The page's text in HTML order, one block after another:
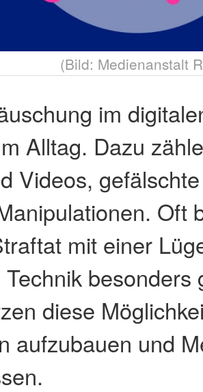
(Bild: Medienanstalt
im
Alltag. Dazu
Videos,
Oft
mit einer
besonders
diese
aufzubauen und